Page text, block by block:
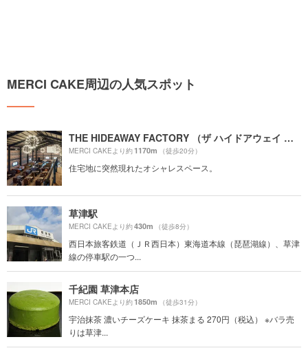
MERCI CAKE周辺の人気スポット
THE HIDEAWAY FACTORY （ザ ハイドアウェイ ファクトリー）
MERCI CAKEより約1170m （徒歩20分）
住宅地に突然現れたオシャレスペース。
草津駅
MERCI CAKEより約430m （徒歩8分）
西日本旅客鉄道（ＪＲ西日本）東海道本線（琵琶湖線）、草津
線の停車駅の一つ...
千紀園 草津本店
MERCI CAKEより約1850m （徒歩31分）
宇治抹茶 濃いチーズケーキ 抹茶まる 270円（税込） ※バラ売
りは草津...